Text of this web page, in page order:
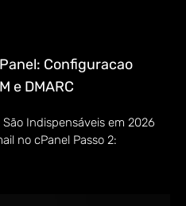
Configuracao
e DMARC
São Indispensáveis em 2026
no cPanel Passo 2: